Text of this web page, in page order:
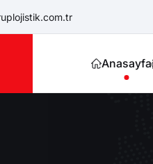
Anasayfa